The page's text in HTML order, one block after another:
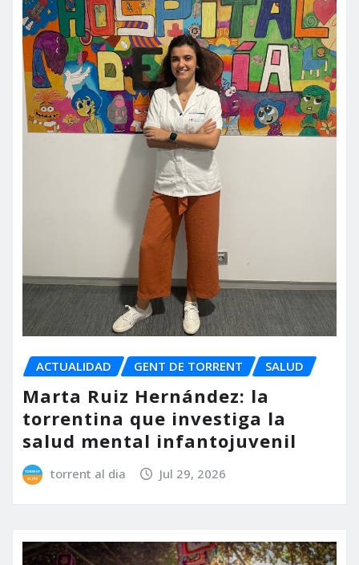
ACTUALIDAD GENT DE TORRENT SALUD
Marta Ruiz Hernández: la
torrentina que investiga la
salud mental infantojuvenil
torrent al dia Jul 29, 2026